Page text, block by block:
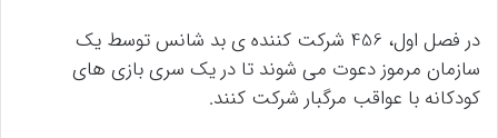
در فصل اول، 456 شرکت کننده ی بد شانس توسط یک
سازمان مرموز دعوت می شوند تا در یک سری بازی های
کودکانه با عواقب مرگبار شرکت کنند.